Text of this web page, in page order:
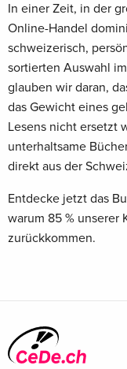
In einer Zeit, in der
Online-Handel
schweizerisch,
sortierten Auswahl
glauben wir daran,
das Gewicht eines
Lesens nicht ersetzt
unterhaltsame
direkt aus der
Entdecke jetzt das
warum 85 % unserer
zurückkommen.